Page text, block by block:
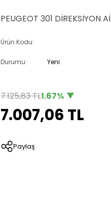
PEUGEOT 301 DİREKSİYON
Ürün Kodu:
Durumu: Yeni
7.125,83 TL1.67%
7.007,06 TL
Paylaş